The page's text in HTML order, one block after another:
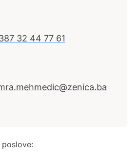
32 44 77 61